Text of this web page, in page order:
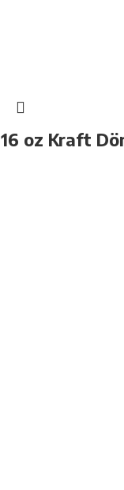
16 oz Kraft